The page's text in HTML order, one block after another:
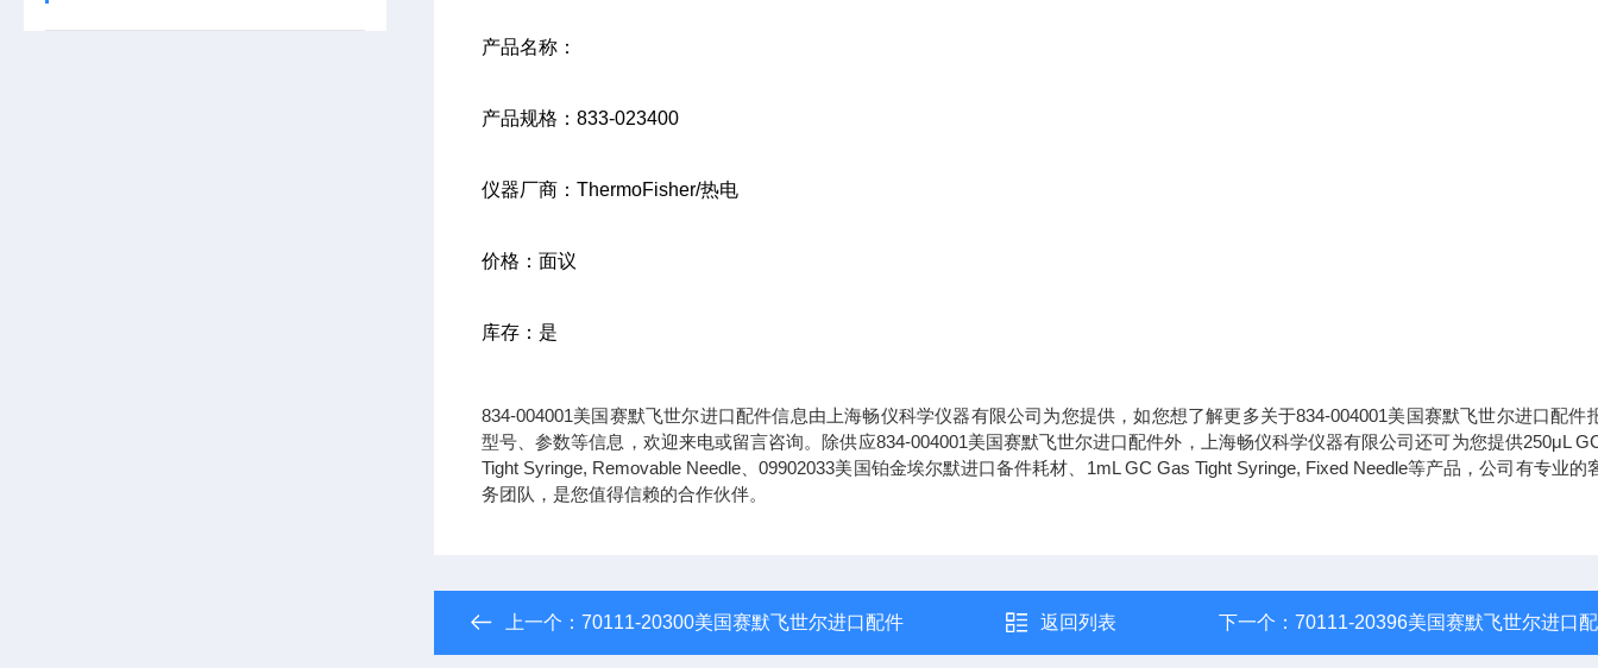
产品名称：
产品规格： 833-023400
仪器厂商： ThermoFisher/热电
价格：面议
库存：是
834-004001美国赛默飞世尔进口配件信息由上海畅仪科学仪器有限公司为您提供，如您想了解更多关于834-004001美国赛默飞世尔进口配件
型号、参数等信息，欢迎来电或留言咨询。除供应834-004001美国赛默飞世尔进口配件外，上海畅仪科学仪器有限公司还可为您提供250μL
Tight Syringe, Removable Needle、09902033美国铂金埃尔默进口备件耗材、1mL GC Gas Tight Syringe, Fixed Needle等产品，公司有专业的
务团队，是您值得信赖的合作伙伴。
上一个： 70111-20300美国赛默飞世尔进口配件 返回列表 下一个： 70111-20396美国赛默飞世尔进口